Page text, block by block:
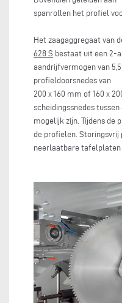
spanrollen het profiel
Het zaagaggregaat van
628 S bestaat uit een 2-
aandrijfvermogen van
profieldoorsnedes van
200 x 160 mm of 160 x
scheidingssnedes tussen
mogelijk zijn. Tijdens de
de profielen.
neerlaatbare tafelplaten